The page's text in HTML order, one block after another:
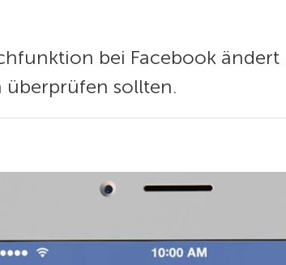
bei Facebook
überprüfen sollten.